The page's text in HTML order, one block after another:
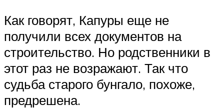
Как говорят, Капуры еще не
получили всех документов на
строительство. Но родственники в
этот раз не возражают. Так что
судьба старого бунгало, похоже,
предрешена.